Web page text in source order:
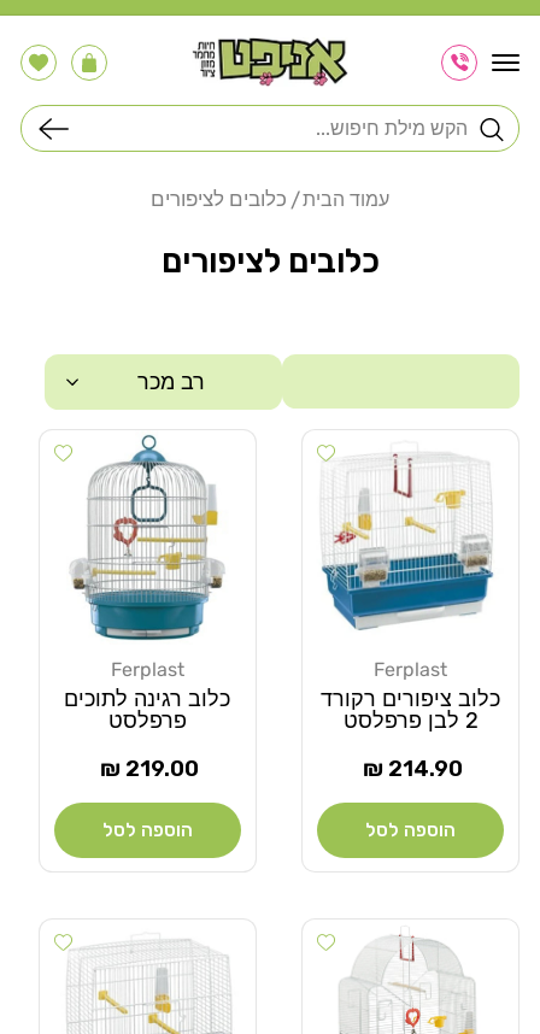
דלג
לתוכן
חיפוש
עֲגָלָההרשימה
שלי
עמוד הבית כלובים לציפורים
כלובים לציפורים
סינון
רב מכר
Add wishlist
Ferplast
כלוב ציפורים רקורד
2 לבן פרפלסט
מחיר
214.90 ₪
הוספה לסל
wishlist
Ferplast
כלוב רגינה לתוכים
פרפלסט
מחיר
219.00 ₪
הוספה לסל
Add wishlist
wishlist